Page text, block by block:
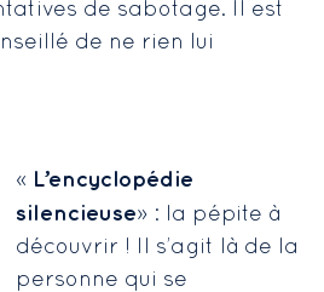
de sabotage. Il est
de ne rien lui
« L’encyclopédie
silencieuse» : la pépite à
découvrir ! Il s’agit là de la
personne qui se